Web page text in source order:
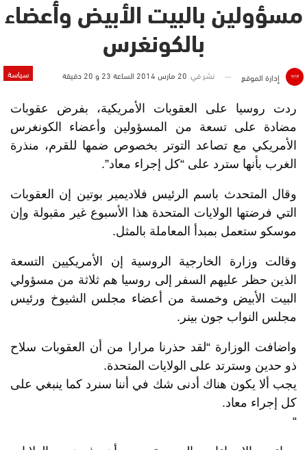
مسؤولين بالبيت الأبيض وأعضاء
بالكونغرس
سياسة إدارة الموقع نشر في 20 مارس 2014 الساعة 23 و 20 دقيقة
ردت روسيا على العقوبات الأمريكية، بفرض عقوبات
مضادة على تسعة من المسؤولين وأعضاء الكونغرس
الأمريكي مع تصاعد التوتر بخصوص ضمها للقرم، منذرة
الغرب بأنها سترد على “كل إجراء معاد”.
وقال المتحدث باسم الرئيس فلاديمير بوتين إن العقوبات
التي فرضتها الولايات المتحدة هذا الأسبوع غير مقبولة وإن
موسكو ستعمل بمبدأ المعاملة بالمثل.
وقالت وزارة الخارجية الروسية إن الأمريكيين التسعة
الذين حظر عليهم السفر إلى روسيا هم ثلاثة من مسؤولي
البيت الأبيض وخمسة من أعضاء مجلس الشيوخ ورئيس
مجلس النواب جون بينر.
واضافت الوزارة “لقد حذرنا مرارا من أن العقوبات سلاح
ذو حدين وسترتد على الولايات المتحدة.
يجب ألا يكون هناك أدنى شك في أننا سنرد كما ينبغي على
كل إجراء معاد.
“